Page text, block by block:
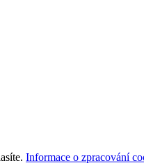
Informace o zpracování